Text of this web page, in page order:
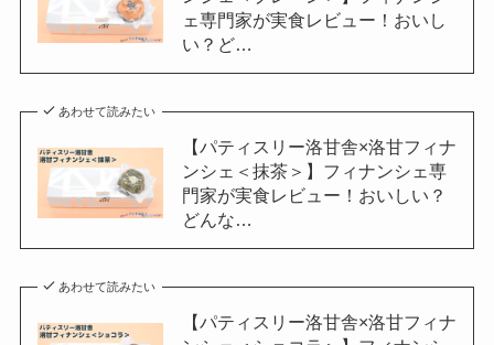
ェ専門家が実食レビュー！おいし
い？ど…
あわせて読みたい
【パティスリー洛甘舎×洛甘フィナ
ンシェ＜抹茶＞】フィナンシェ専
門家が実食レビュー！おいしい？
どんな…
あわせて読みたい
【パティスリー洛甘舎×洛甘フィナ